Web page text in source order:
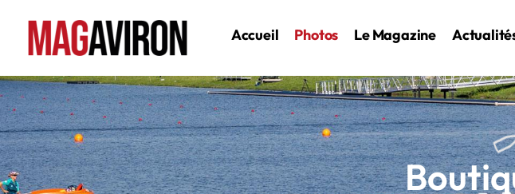
Accueil Photos Le Magazine